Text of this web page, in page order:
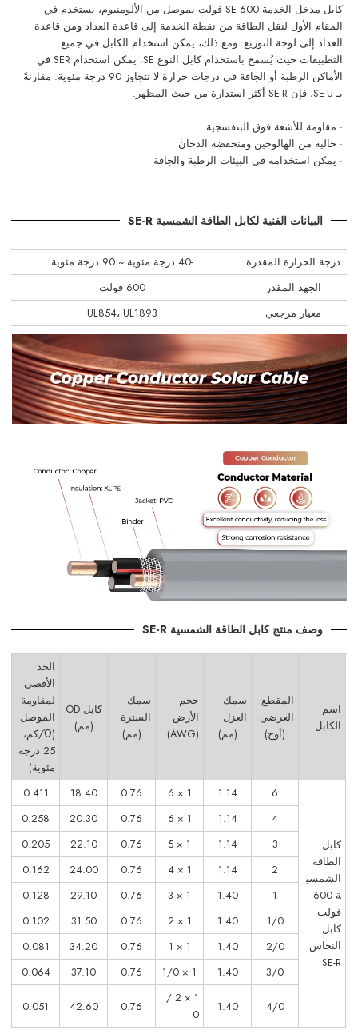
كابل مدخل الخدمة SE 600 فولت بموصل من الألومنيوم، يستخدم في
المقام الأول لنقل الطاقة من نقطة الخدمة إلى قاعدة العداد ومن قاعدة
العداد إلى لوحة التوزيع. ومع ذلك، يمكن استخدام الكابل في جميع
التطبيقات حيث يُسمح باستخدام كابل النوع SE. يمكن استخدام SER في
الأماكن الرطبة أو الجافة في درجات حرارة لا تتجاوز 90 درجة مئوية. مقارنةً
بـ SE-U، فإن SE-R أكثر استدارة من حيث المظهر.
· مقاومة للأشعة فوق البنفسجية
· خالية من الهالوجين ومنخفضة الدخان
· يمكن استخدامه في البيئات الرطبة والجافة
البيانات الفنية لكابل الطاقة الشمسية SE-R
درجة الحرارة المقدرة
-40 درجة مئوية ~ 90 درجة مئوية
الجهد المقدر
600 فولت
معيار مرجعي
UL854، UL1893
وصف منتج كابل الطاقة الشمسية SE-R
اسم
الكابل
المقطع
العرضي
(أوج)
سمك
العزل
(مم)
حجم
الأرض
(AWG)
سمك
السترة
(مم)
كابل OD
(مم)
الحد
الأقصى
لمقاومة
الموصل
(Ώ/كم،
25 درجة
مئوية)
كابل
الطاقة
الشمسي
ة 600
فولت
كابل
النحاس
SE-R
6
1.14
1 × 6
0.76
18.40
0.411
4
1.14
1 × 6
0.76
20.30
0.258
3
1.14
1 × 5
0.76
22.10
0.205
2
1.14
1 × 4
0.76
24.00
0.162
1
1.40
1 × 3
0.76
29.10
0.128
1/0
1.40
1 × 2
0.76
31.50
0.102
2/0
1.40
1 × 1
0.76
34.20
0.081
3/0
1.40
1 × 1/0
0.76
37.10
0.064
4/0
1.40
1 × 2 /
0
0.76
42.60
0.051